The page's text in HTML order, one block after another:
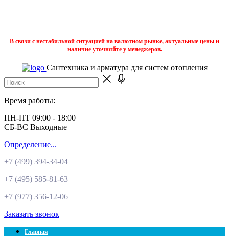
В связи с нестабильной ситуацией на валютном рынке, актуальные цены и
наличие уточняйте у менеджеров.
Сантехника и арматура для систем отопления
Время работы:
ПН-ПТ 09:00 - 18:00
СБ-ВС Выходные
Определение...
+7 (499) 394-34-04
+7 (495) 585-81-63
+7 (977) 356-12-06
Заказать звонок
Главная